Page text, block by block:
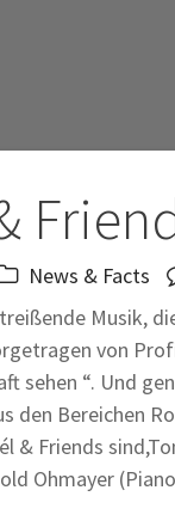
News & Facts
Musik,
von
sehen “. Und
den Bereichen
& Friends
Ohmayer